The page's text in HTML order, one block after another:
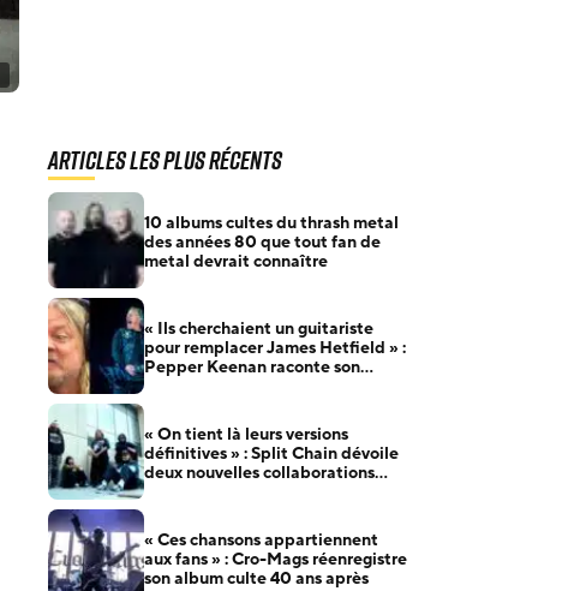
Articles les plus récents
10 albums cultes du thrash metal
des années 80 que tout fan de
metal devrait connaître
« Ils cherchaient un guitariste
pour remplacer James Hetfield » :
Pepper Keenan raconte son
« On tient là leurs versions
définitives » : Split Chain dévoile
deux nouvelles collaborations
« Ces chansons appartiennent
aux fans » : Cro-Mags réenregistre
son album culte 40 ans après